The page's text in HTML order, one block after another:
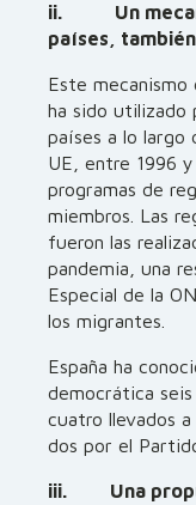
ii. Un
países,
Este
ha sido utilizado
países a lo largo
UE, entre 1996
programas de
miembros. Las
fueron las
pandemia, una
Especial de la
los migrantes.
España ha
democrática seis
cuatro llevados
dos por el
iii. Una